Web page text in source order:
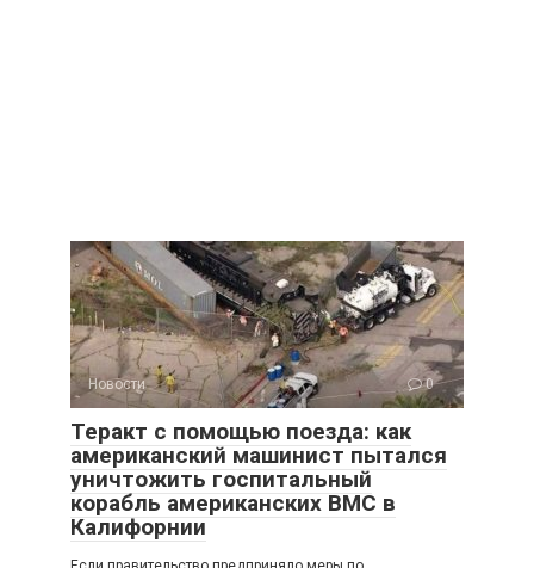
Новости 0
Теракт с помощью поезда: как
американский машинист пытался
уничтожить госпитальный
корабль американских ВМС в
Калифорнии